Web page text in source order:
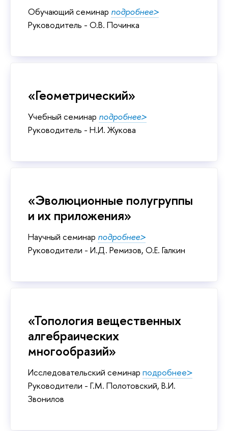
Обучающий семинар подробнее>
Руководитель - О.В. Починка
«Геометрический»
Учебный семинар подробнее>
Руководитель - Н.И. Жукова
«Эволюционные полугруппы
и их приложения»
Научный семинар подробнее>
Руководители - И.Д. Ремизов, О.Е. Галкин
«Топология вещественных
алгебраических
многообразий»
Исследовательский семинар подробнее>
Руководители - Г.М. Полотовский, В.И.
Звонилов